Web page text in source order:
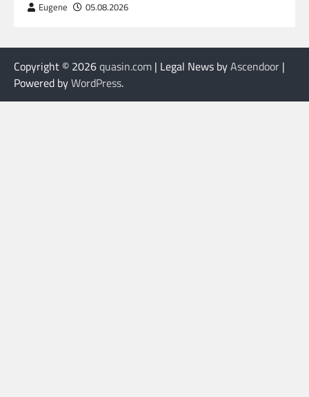
Eugene 05.08.2026
Copyright © 2026quasin.com | Legal News byAscendoor |
Powered byWordPress.